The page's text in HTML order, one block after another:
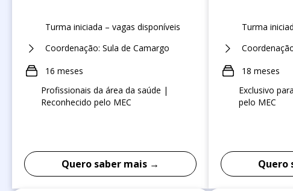
Turma iniciada – vagas disponíveis
Coordenação: Sula de Camargo
16 meses
Profissionais da área da saúde |
Reconhecido pelo MEC
Quero saber mais →
Turma
18 meses
Exclusivo
pelo MEC
Quero